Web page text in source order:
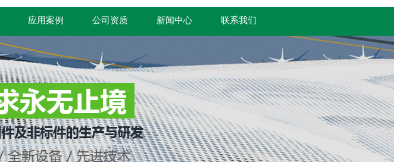
应用案例 公司资质 新闻中心 联系我们